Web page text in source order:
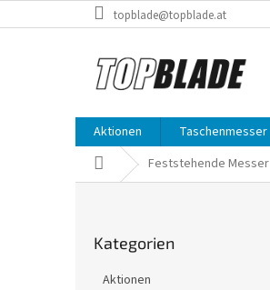
Inhalt
topblade@topblade.at
Aktionen Taschenmesser
StartseiteFeststehende Messer
überspringen
Kategorien
Aktionen